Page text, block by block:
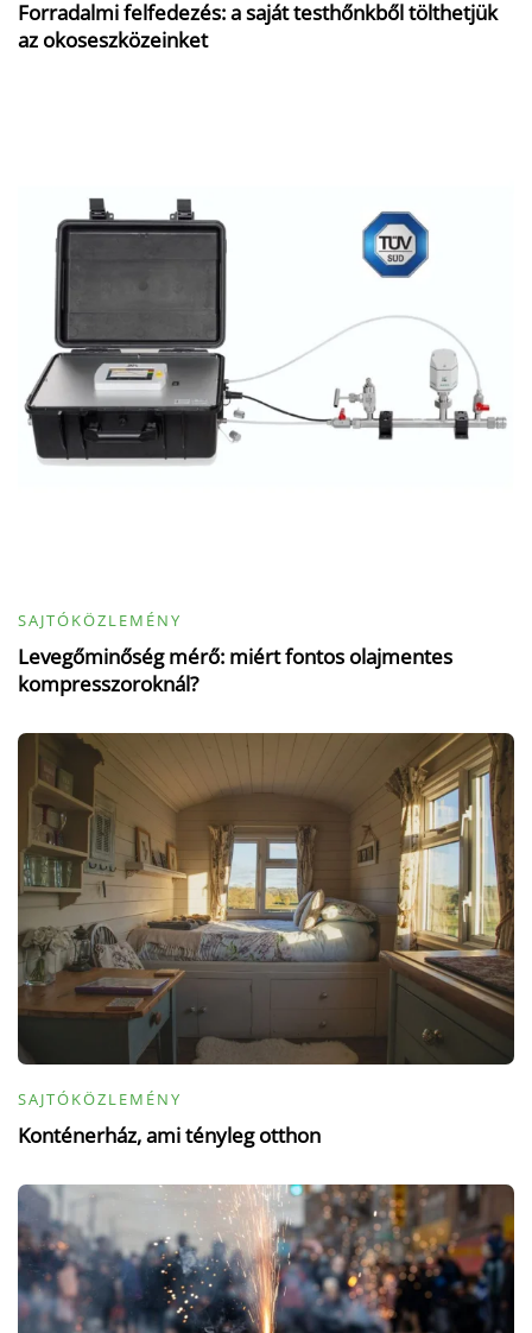
Forradalmi felfedezés: a saját testhőnkből tölthetjük
az okoseszközeinket
SAJTÓKÖZLEMÉNY
Levegőminőség mérő: miért fontos olajmentes
kompresszoroknál?
SAJTÓKÖZLEMÉNY
Konténerház, ami tényleg otthon